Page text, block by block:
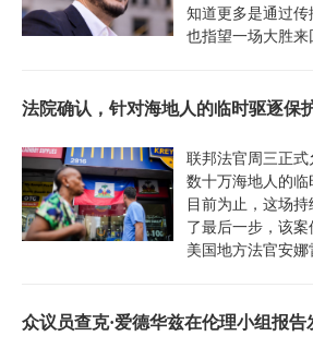
知道更多是通过
也指望一场大胜来
法院确认，针对海地人的临时驱逐保
联邦法官周三正
数十万海地人的
目前为止，这场
了最后一步，该案
美国地方法官安娜
众议员查克·爱德华兹在伦理小组报